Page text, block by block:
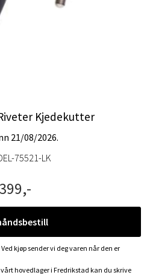
Kjedekutter
21/08/2026.
75521-LK
399,-
kjøp sender vi deg varen når den er
hovedlager i Fredrikstad kan du skrive